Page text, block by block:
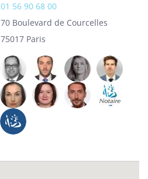
01 56 90 68 00
70 Boulevard de Courcelles
75017 Paris